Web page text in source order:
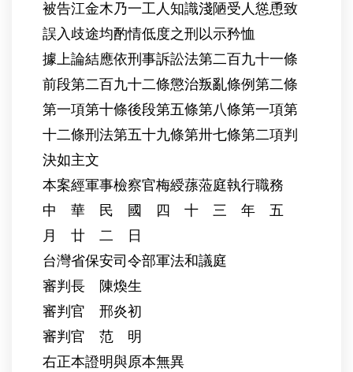
被告江金木乃一工人知識淺陋受人慫恿致
誤入歧途均酌情低度之刑以示矜恤
據上論結應依刑事訴訟法第二百九十一條
前段第二百九十二條懲治叛亂條例第二條
第一項第十條後段第五條第八條第一項第
十二條刑法第五十九條第卅七條第二項判
決如主文
本案經軍事檢察官梅綬蓀蒞庭執行職務
中 華 民 國 四 十 三 年 五
月 廿 二 日
台灣省保安司令部軍法和議庭
審判長 陳煥生
審判官 邢炎初
審判官 范 明
右正本證明與原本無異